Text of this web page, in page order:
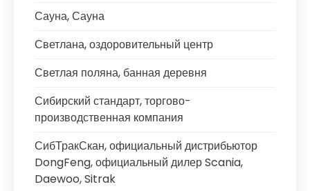
Сауна, Сауна
Светлана, оздоровительный центр
Светлая поляна, банная деревня
Сибирский стандарт, торгово-
производственная компания
СибТракСкан, официальный дистрибьютор
DongFeng, официальный дилер Scania,
Daewoo, Sitrak